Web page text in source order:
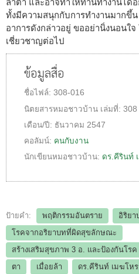
ทั้งมีความสนุกกับการทำงานมากขึ้
อาการดังกล่าวอยู่ ขออย่านิ่งนอนใ
เชี่ยวชาญต่อไป
ข้อมูลสื่อ
ชื่อไฟล์: 308-016
นิตยสารหมอชาวบ้าน เล่มที่: 308
เดือน/ปี: ธันวาคม 2547
คอลัมน์: คนกับงาน
นักเขียนหมอชาวบ้าน: ดร.คีรินท์
ป้ายคำ: พฤติกรรมอันตราย อิริยา
โรคจากอริยาบทที่ผิดสุขลักษณะ
สร้างเสริมสุขภาพ 3 อ.​ และป้องกันโรค
ตา
เมื่อยล้า ดร.คีรินท์ เมฆโหร